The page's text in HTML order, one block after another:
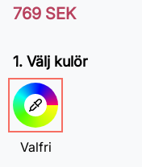
769 SEK
1. Välj kulör
Valfri